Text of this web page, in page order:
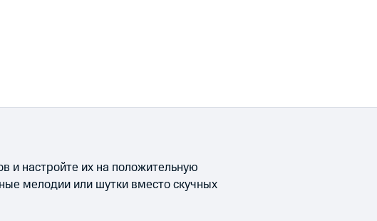
и настройте их на положительную
мелодии или шутки вместо скучных